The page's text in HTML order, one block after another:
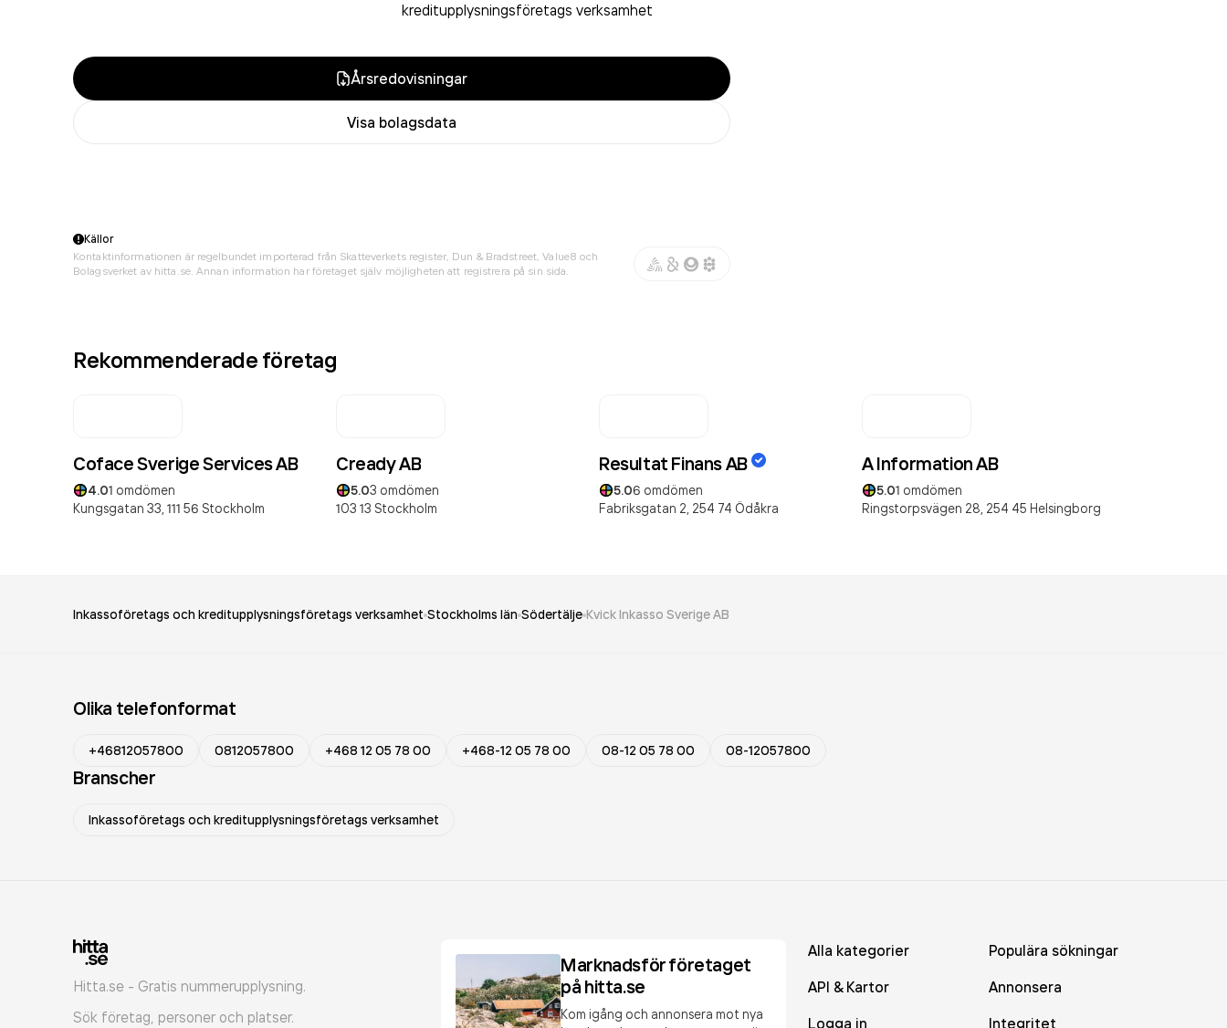
kreditupplysningsföretags verksamhet
Årsredovisningar
Visa bolagsdata
Källor
Kontaktinformationen är regelbundet importerad från Skatteverkets register, Dun & Bradstreet, Value8 och
Bolagsverket av hitta.se. Annan information har företaget själv möjligheten att registrera på sin sida.
Rekommenderade företag
Coface Sverige Services AB
4.01 omdömen
Kungsgatan 33, 111 56 Stockholm
Cready AB
5.03 omdömen
103 13 Stockholm
Resultat Finans AB
5.06 omdömen
Fabriksgatan 2, 254 74 Ödåkra
A Information AB
5.01 omdömen
Ringstorpsvägen 28, 254 45 Helsingborg
Inkassoföretags och kreditupplysningsföretags verksamhet Stockholms län Södertälje Kvick Inkasso Sverige AB
Olika telefonformat
+46812057800 0812057800 +468 12 05 78 00 +468-12 05 78 00 08-12 05 78 00 08-12057800
Branscher
Inkassoföretags och kreditupplysningsföretags verksamhet
Hitta.se - Gratis nummerupplysning.
Sök företag, personer och platser.
Marknadsför företaget
på hitta.se
Kom igång och annonsera mot nya
Alla kategorier
Populära sökningar
API & Kartor
Annonsera
Logga in
Integritet